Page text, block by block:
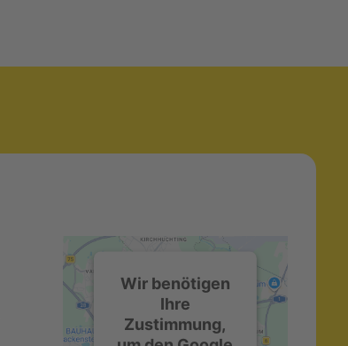
Wir benötigen
Ihre
Zustimmung,